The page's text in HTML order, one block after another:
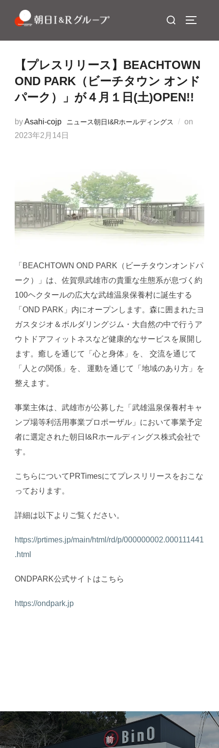
検
対
【プレスリリース】BEACHTOWN
OND PARK（ビーチタウン オンド
パーク）」が４月１日(土)OPEN!!
byAsahi-cojp ニュース朝日I&Rホールディングス on
2023年2月14日
「BEACHTOWN OND PARK（ビーチタウンオンドパ
ーク）」は、佐賀県武雄市の貴重な生態系が息づく約
100ヘクタールの広大な武雄温泉保養村に誕生する
「OND PARK」内にオープンします。森に囲まれたヨ
ガスタジオ＆ボルダリングジム・大自然の中で行うア
ウトドアフィットネスなど健康的なサービスを展開し
ます。癒しを通じて「心と身体」を、 交流を通じて
「人との関係」を、 運動を通じて「地域のあり方」を
整えます。
事業主体は、武雄市が公募した「武雄温泉保養村キャ
ンプ場等利活用事業プロポーザル」において事業予定
者に選定された朝日I&Rホールディングス株式会社で
す。
こちらについてPRTimesにてプレスリリースをおこな
っております。
詳細は以下よりご覧ください。
https://prtimes.jp/main/html/rd/p/000000002.000111441
.html
ONDPARK公式サイトはこちら
https://ondpark.jp
投
稿
前
前